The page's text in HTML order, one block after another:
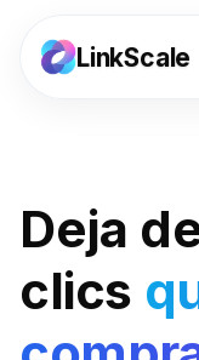
LinkScale
Soluciones
Herramientas
Deja
clics